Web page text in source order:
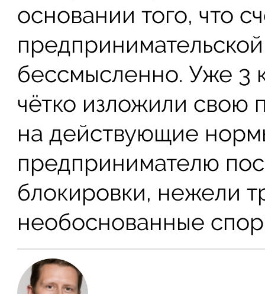
основании того, что
бессмысленно. Уже 3
чётко изложили свою
на действующие
предпринимателю
блокировки, нежели
необоснованные